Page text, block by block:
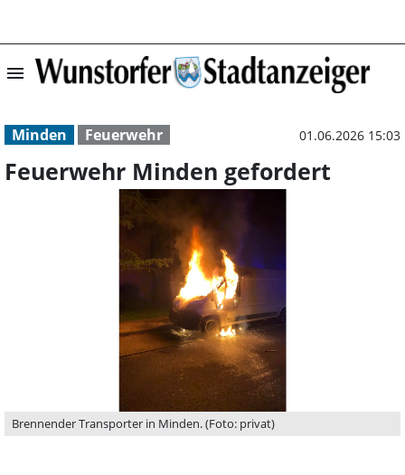
menu Feuerwehr
Minden Feuerwehr 01.06.2026 15:03
Feuerwehr Minden gefordert
Brennender Transporter in Minden. (Foto: privat)